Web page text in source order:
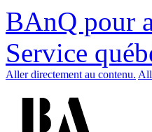
BAnQ pour
Service
Aller directement au contenu.